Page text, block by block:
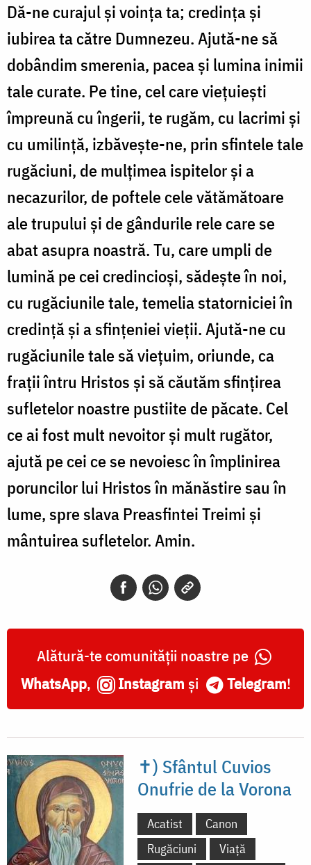
Dă-ne curajul și voința ta; credința și
iubirea ta către Dumnezeu. Ajută-ne să
dobândim smerenia, pacea și lumina inimii
tale curate. Pe tine, cel care viețuiești
împreună cu îngerii, te rugăm, cu lacrimi și
cu umilință, izbăvește-ne, prin sfintele tale
rugăciuni, de mulțimea ispitelor și a
necazurilor, de poftele cele vătămătoare
ale trupului și de gândurile rele care se
abat asupra noastră. Tu, care umpli de
lumină pe cei credincioși, sădește în noi,
cu rugăciunile tale, temelia statorniciei în
credință și a sfințeniei vieții. Ajută-ne cu
rugăciunile tale să viețuim, oriunde, ca
frații întru Hristos și să căutăm sfințirea
sufletelor noastre pustiite de păcate. Cel
ce ai fost mult nevoitor și mult rugător,
ajută pe cei ce se nevoiesc în împlinirea
poruncilor lui Hristos în mănăstire sau în
lume, spre slava Preasfintei Treimi și
mântuirea sufletelor. Amin.
Alătură-te comunității noastre pe
WhatsApp, Instagram și Telegram!
✝) Sfântul Cuvios
Onufrie de la Vorona
Acatist
Canon
Rugăciuni
Viață